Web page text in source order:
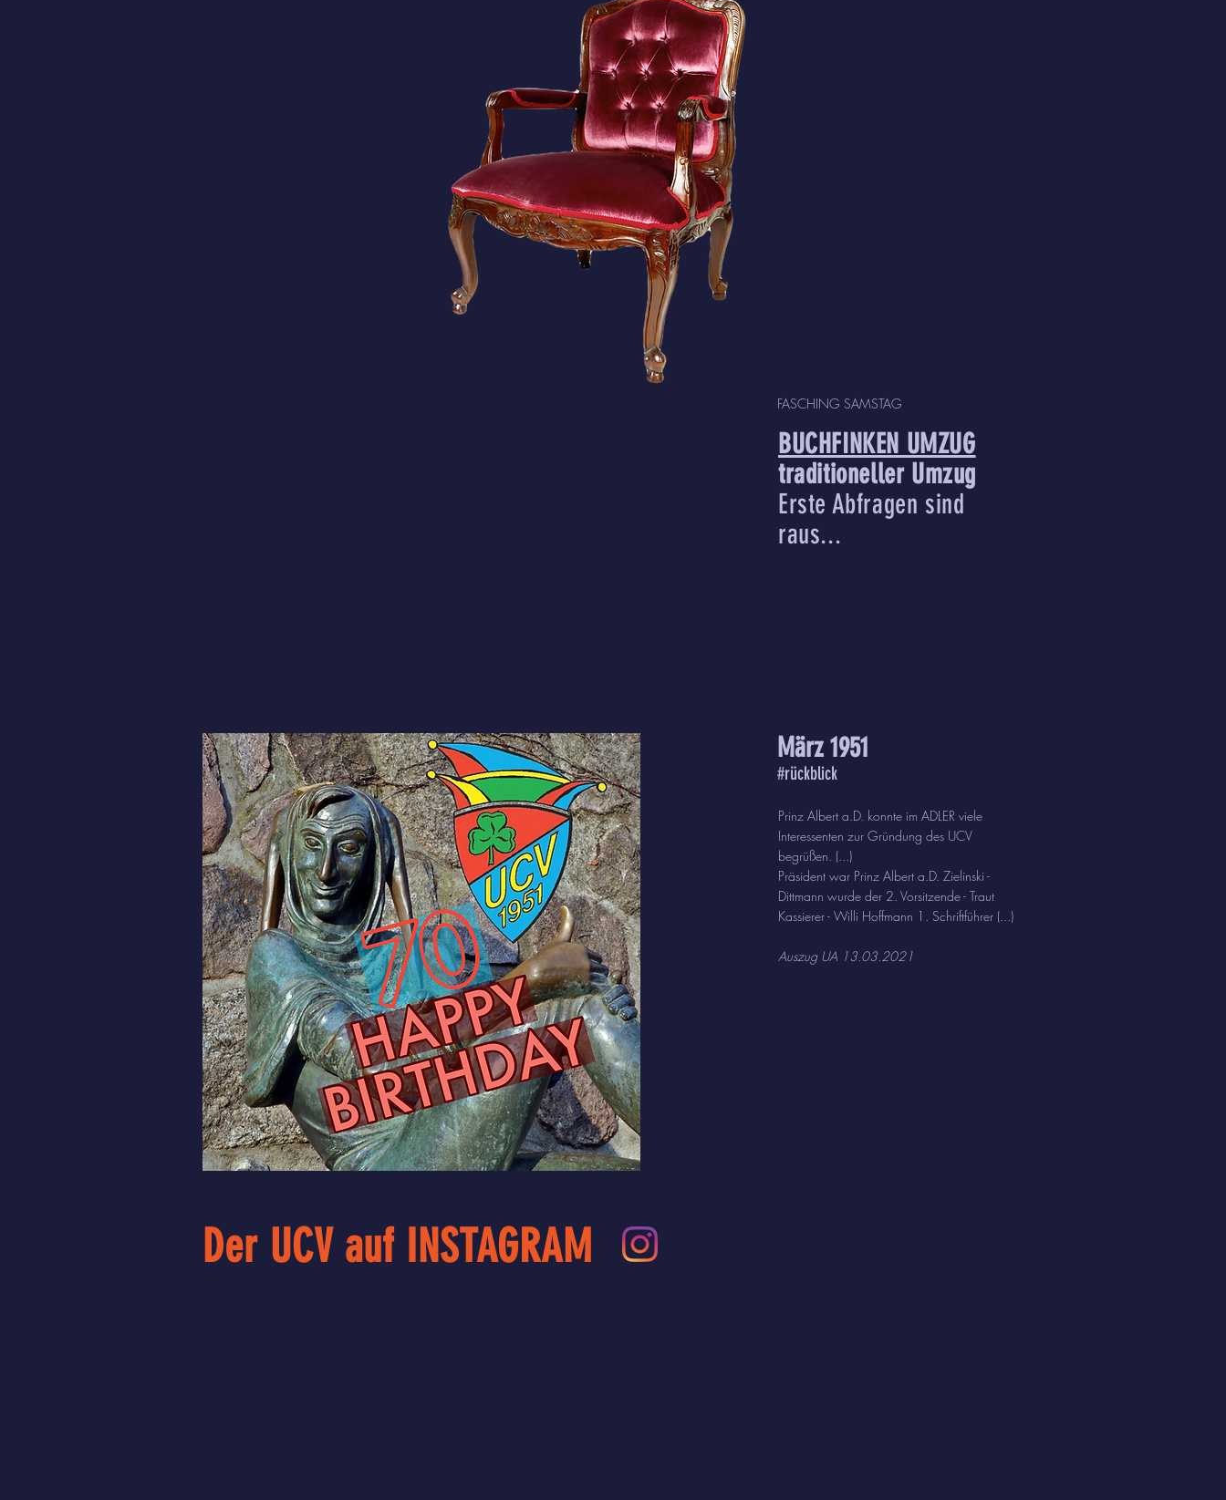
FASCHING SAMSTAG
BUCHFINKEN UMZUG
traditioneller Umzug
Erste Abfragen sind
raus...
März 1951
#rückblick
Prinz Albert a.D. konnte im ADLER viele
Interessenten zur Gründung des UCV
begrüßen. (...)
Präsident war Prinz Albert a.D. Zielinski -
Dittmann wurde der 2. Vorsitzende - Traut
Kassierer - Willi Hoffmann 1. Schriftführer (...)
Auszug UA 13.03.2021
Der UCV auf INSTAGRAM